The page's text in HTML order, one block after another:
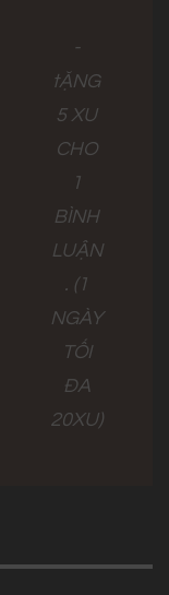
-
tẶNG
5 XU
CHO
1
BÌNH
LUẬN
. (1
NGÀY
TỐI
ĐA
20XU)